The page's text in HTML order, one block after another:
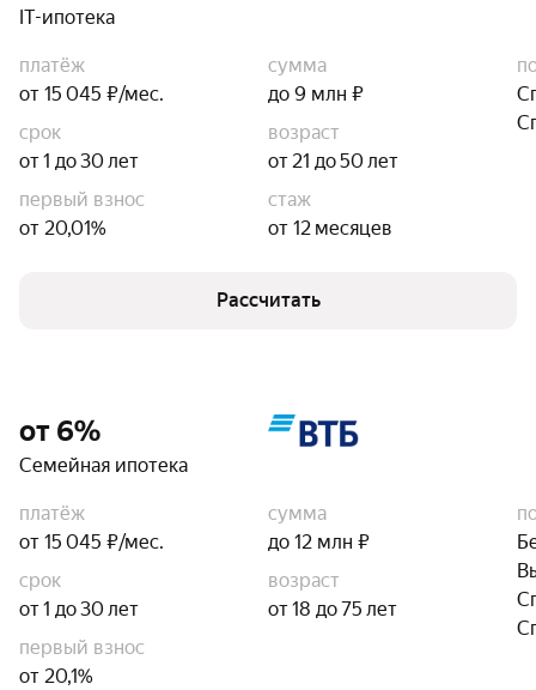
IT-ипотека
платёж
от 15 045 ₽/мес.
сумма
до 9 млн ₽
срок
от 1 до 30 лет
возраст
от 21 до 50 лет
первый взнос
от 20,01%
стаж
от 12 месяцев
Рассчитать
от 6%
Семейная ипотека
платёж
от 15 045 ₽/мес.
сумма
до 12 млн ₽
срок
от 1 до 30 лет
возраст
от 18 до 75 лет
первый взнос
от 20,1%